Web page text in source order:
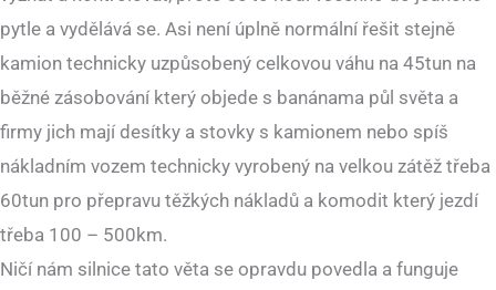
pytle a vydělává se. Asi není úplně normální řešit stejně
kamion technicky uzpůsobený celkovou váhu na 45tun na
běžné zásobování který objede s banánama půl světa a
firmy jich mají desítky a stovky s kamionem nebo spíš
nákladním vozem technicky vyrobený na velkou zátěž třeba
60tun pro přepravu těžkých nákladů a komodit který jezdí
třeba 100 – 500km.
Ničí nám silnice tato věta se opravdu povedla a funguje